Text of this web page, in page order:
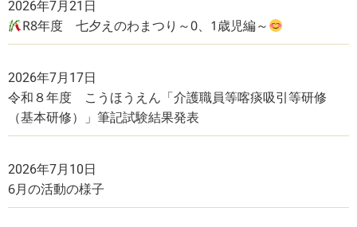
2026年7月21日
R8年度 七夕えのわまつり～0、1歳児編～
2026年7月17日
令和８年度 こうほうえん「介護職員等喀痰吸引等研修
（基本研修）」筆記試験結果発表
2026年7月10日
6月の活動の様子